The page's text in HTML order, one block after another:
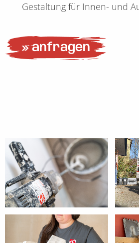
Gestaltung für Innen- und
» anfragen